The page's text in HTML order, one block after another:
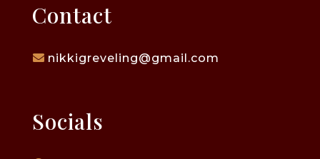
Contact
nikkigreveling@gmail.com
Socials